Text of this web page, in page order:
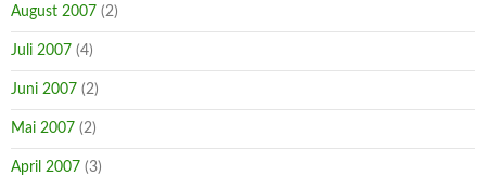
August 2007 (2)
Juli 2007 (4)
Juni 2007 (2)
Mai 2007 (2)
April 2007 (3)